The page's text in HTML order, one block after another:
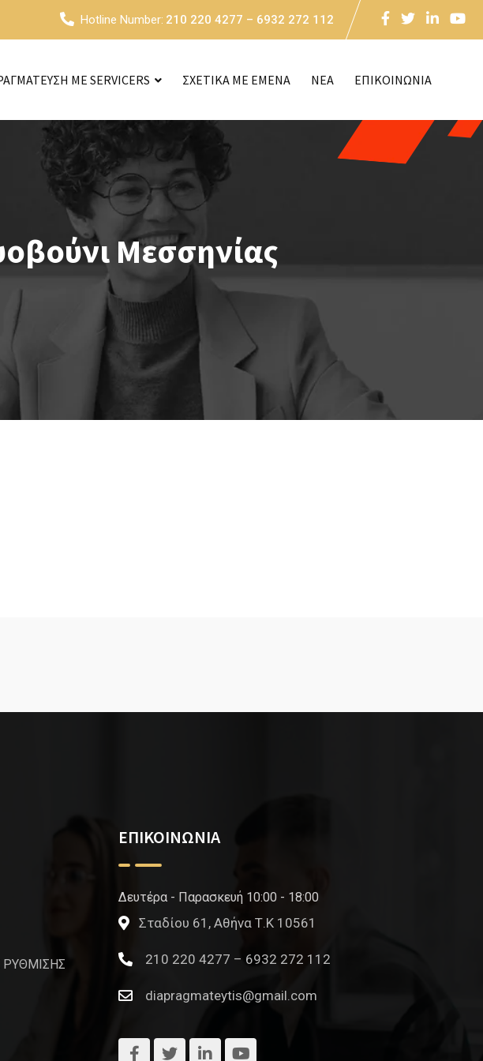
Hotline Number: 210 220 4277 – 6932 272 112
ΜΕ SERVICERS ΣΧΕΤΙΚΑ ΜΕ ΕΜΕΝΑ NEA ΕΠΙΚΟΙΝΩΝΙΑ
Μεσσηνίας
ΡΥΘΜΙΣΗΣ
ΕΠΙΚΟΙΝΩΝΙΑ
Δευτέρα - Παρασκευή 10:00 - 18:00
Σταδίου 61, Αθήνα Τ.Κ 10561
210 220 4277 – 6932 272 112
diapragmateytis@gmail.com